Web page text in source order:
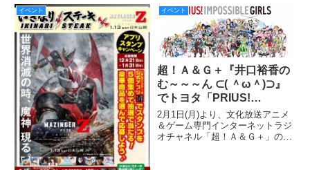
イベント イベント
超！Ａ＆Ｇ＋『井口裕香の
む～～～ん ⊂( ＾ω＾)⊃』
でトヨタ「PRIUS!
IMPOSSIBLE GIRLS」コ
ーナーがスタート
2月1日(月)より、文化放送アニメ
＆ゲーム専門インターネットラジ
オチャネル「超！Ａ＆Ｇ＋」の人